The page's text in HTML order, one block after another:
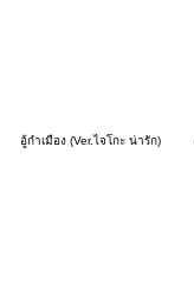
อู้กำเมือง (Ver.ไจโกะ น่ารัก)